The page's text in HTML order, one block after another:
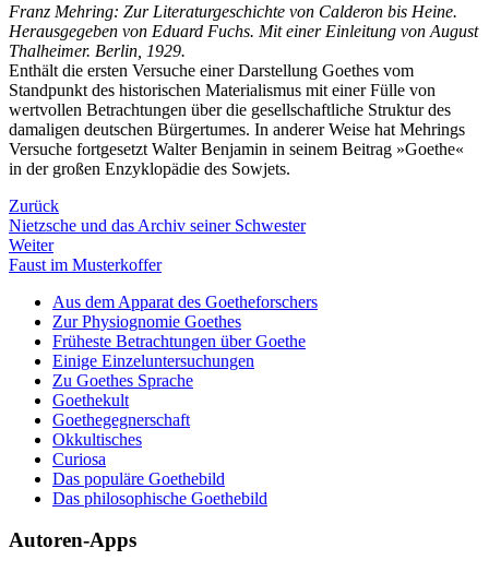
Franz Mehring: Zur Literaturgeschichte von Calderon bis Heine.
Herausgegeben von Eduard Fuchs. Mit einer Einleitung von August
Thalheimer. Berlin, 1929.
Enthält die ersten Versuche einer Darstellung Goethes vom
Standpunkt des historischen Materialismus mit einer Fülle von
wertvollen Betrachtungen über die gesellschaftliche Struktur des
damaligen deutschen Bürgertumes. In anderer Weise hat Mehrings
Versuche fortgesetzt Walter Benjamin in seinem Beitrag »Goethe«
in der großen Enzyklopädie des Sowjets.
Zurück
Nietzsche und das Archiv seiner Schwester
Weiter
Faust im Musterkoffer
Aus dem Apparat des Goetheforschers
Zur Physiognomie Goethes
Früheste Betrachtungen über Goethe
Einige Einzeluntersuchungen
Zu Goethes Sprache
Goethekult
Goethegegnerschaft
Okkultisches
Curiosa
Das populäre Goethebild
Das philosophische Goethebild
Autoren-Apps